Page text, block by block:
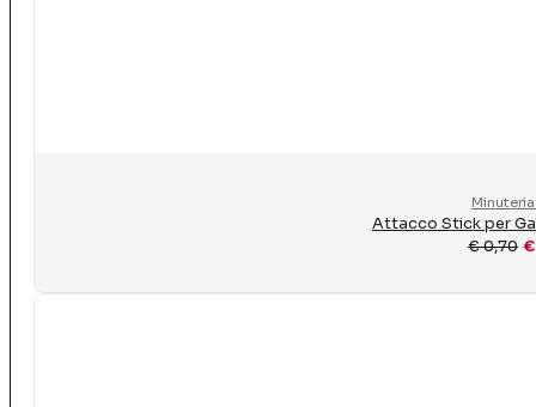
Attacco Stick per
€0,70 €